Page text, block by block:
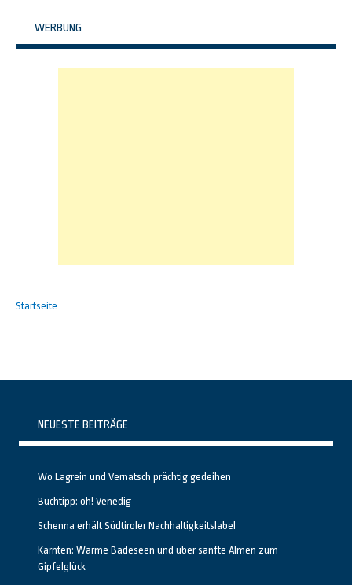
WERBUNG
Startseite
NEUESTE BEITRÄGE
Wo Lagrein und Vernatsch prächtig gedeihen
Buchtipp: oh! Venedig
Schenna erhält Südtiroler Nachhaltigkeitslabel
Kärnten: Warme Badeseen und über sanfte Almen zum
Gipfelglück